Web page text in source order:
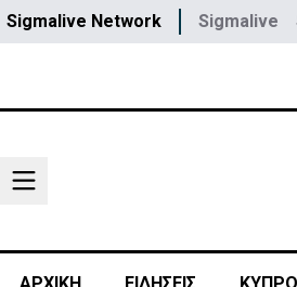
Sigmalive Network Sigmalive